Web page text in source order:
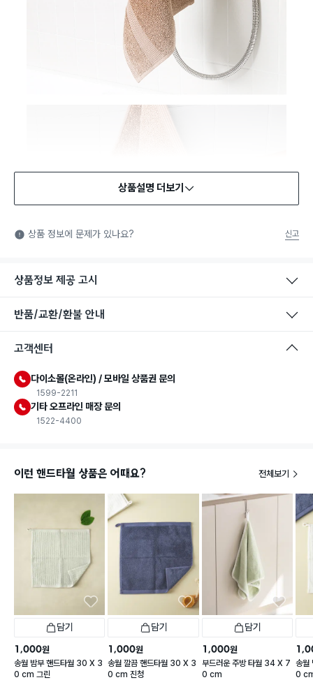
상품설명 더보기
상품 정보에 문제가 있나요? 신고
상품정보 제공 고시
반품/교환/환불 안내
고객센터
다이소몰(온라인) / 모바일 상품권 문의
1599-2211
기타 오프라인 매장 문의
1522-4400
이런 핸드타월 상품은 어때요? 전체보기
담기
1,000원
송월 밤부 핸드타월 30 X 3
0 cm 그린
담기
1,000원
송월 깔끔 핸드타월 30 X 3
0 cm 진청
담기
1,000원
부드러운 주방 타월 34 X 7
0 cm
송월
0